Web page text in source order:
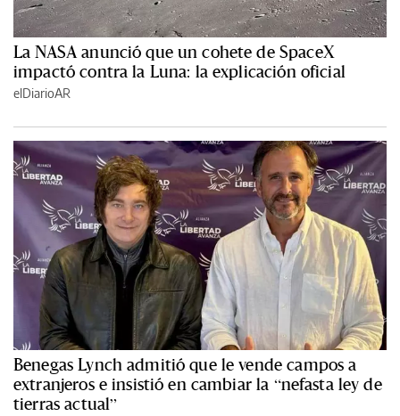
La NASA anunció que un cohete de SpaceX
impactó contra la Luna: la explicación oficial
elDiarioAR
Benegas Lynch admitió que le vende campos a
extranjeros e insistió en cambiar la “nefasta ley de
tierras actual”